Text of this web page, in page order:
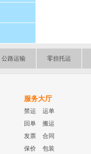
公路运输 零担托运
服务大厅
禁运
运单
回单
搬运
发票
合同
保价
包装